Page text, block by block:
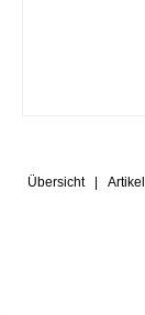
Übersicht| Artikel